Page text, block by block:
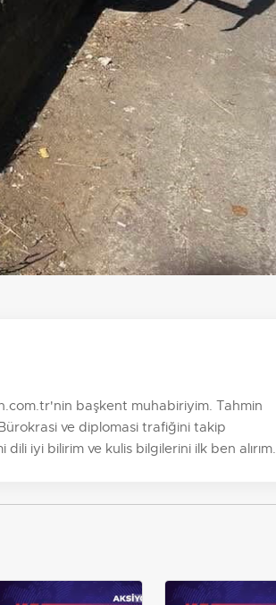
başkent muhabiriyim. Tahmin
ve diplomasi trafiğini takip
iyi bilirim ve kulis bilgilerini ilk ben alırım.